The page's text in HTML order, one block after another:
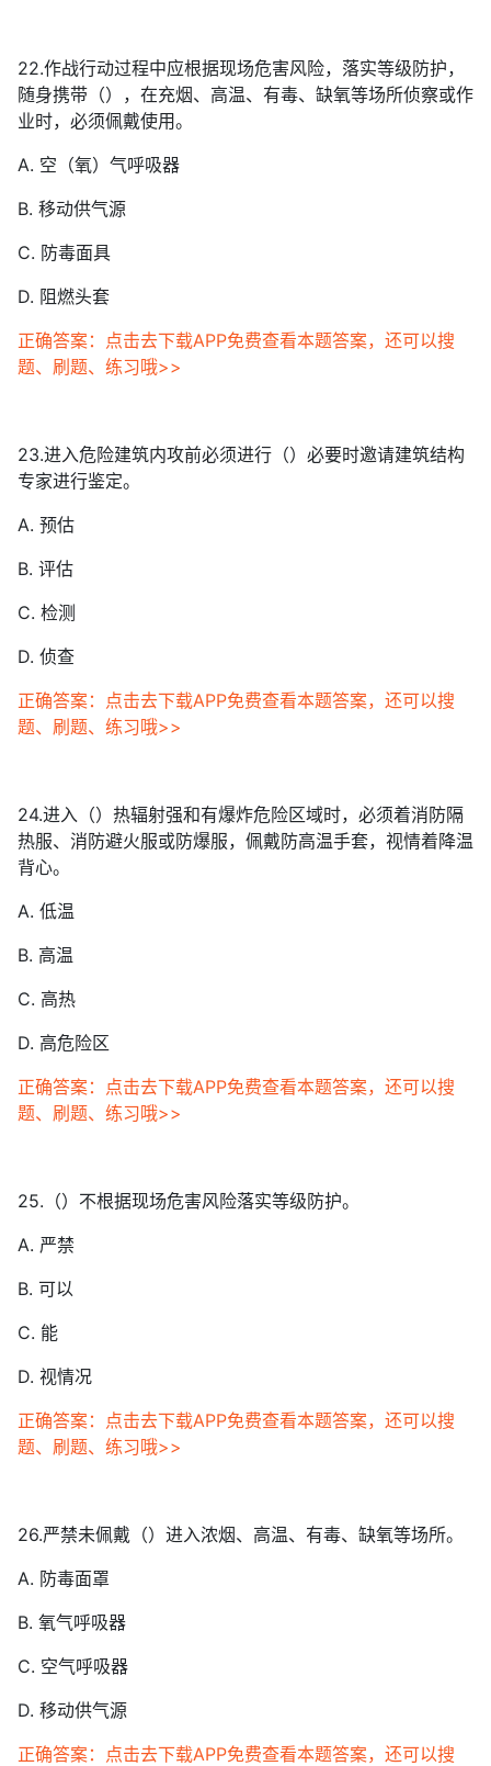
22.作战行动过程中应根据现场危害风险，落实等级防护，
随身携带（），在充烟、高温、有毒、缺氧等场所侦察或作
业时，必须佩戴使用。
A. 空（氧）气呼吸器
B. 移动供气源
C. 防毒面具
D. 阻燃头套
正确答案：点击去下载APP免费查看本题答案，还可以搜
题、刷题、练习哦>>
23.进入危险建筑内攻前必须进行（）必要时邀请建筑结构
专家进行鉴定。
A. 预估
B. 评估
C. 检测
D. 侦查
正确答案：点击去下载APP免费查看本题答案，还可以搜
题、刷题、练习哦>>
24.进入（）热辐射强和有爆炸危险区域时，必须着消防隔
热服、消防避火服或防爆服，佩戴防高温手套，视情着降温
背心。
A. 低温
B. 高温
C. 高热
D. 高危险区
正确答案：点击去下载APP免费查看本题答案，还可以搜
题、刷题、练习哦>>
25.（）不根据现场危害风险落实等级防护。
A. 严禁
B. 可以
C. 能
D. 视情况
正确答案：点击去下载APP免费查看本题答案，还可以搜
题、刷题、练习哦>>
26.严禁未佩戴（）进入浓烟、高温、有毒、缺氧等场所。
A. 防毒面罩
B. 氧气呼吸器
C. 空气呼吸器
D. 移动供气源
正确答案：点击去下载APP免费查看本题答案，还可以搜